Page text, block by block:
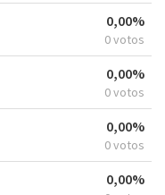
0,00%
0 votos
0,00%
0 votos
0,00%
0 votos
0,00%